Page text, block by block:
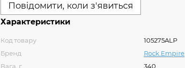
Повідомити, коли з'явиться
Характеристики
Код товару
105275ALP
Бренд
Rock Empire
Вага, г
340